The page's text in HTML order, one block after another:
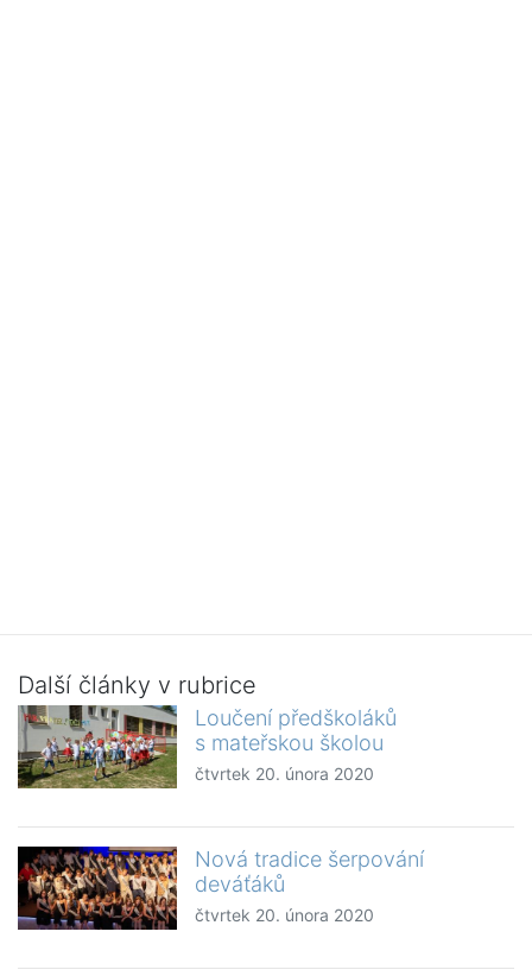
Další články v rubrice
Loučení předškoláků
s mateřskou školou
čtvrtek 20. února 2020
Nová tradice šerpování
deváťáků
čtvrtek 20. února 2020